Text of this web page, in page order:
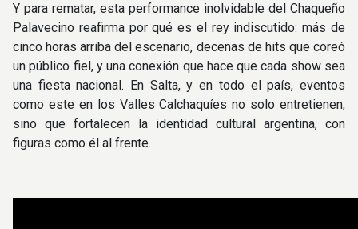
Y para rematar, esta performance inolvidable del Chaqueño
Palavecino reafirma por qué es el rey indiscutido: más de
cinco horas arriba del escenario, decenas de hits que coreó
un público fiel, y una conexión que hace que cada show sea
una fiesta nacional. En Salta, y en todo el país, eventos
como este en los Valles Calchaquíes no solo entretienen,
sino que fortalecen la identidad cultural argentina, con
figuras como él al frente.